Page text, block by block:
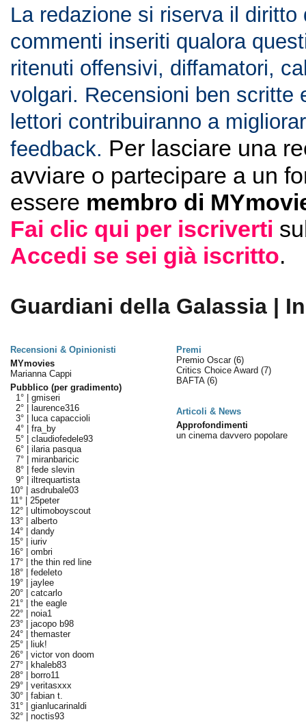
La redazione si riserva il diritto
commenti inseriti qualora
ritenuti offensivi, diffamatori,
volgari. Recensioni ben scritte
lettori contribuiranno a
feedback. Per lasciare una
avviare o partecipare a un
essere membro di
Fai clic qui per iscriverti
Accedi se sei già iscritto.
Guardiani della Galassia |
Recensioni & Opinionisti
Premi
MYmovies
Marianna Cappi
Pubblico (per gradimento)
1° | gmiseri
2° |
laurence316
3° |
luca capaccioli
4° | fra_by
5° | claudiofedele93
6° | ilaria pasqua
7° | miranbaricic
8° | fede slevin
9° | iltrequartista
10° | asdrubale03
11° | 25peter
12° | ultimoboyscout
13° | alberto
14° | dandy
15° | iuriv
16° | ombri
17° | the thin red line
18° | fedeleto
19° | jaylee
20° | catcarlo
21° | the eagle
22° | noia1
23° | jacopo b98
24° | themaster
25° |
liuk!
26° | victor von doom
27° |
khaleb83
28° |
borro11
29° | veritasxxx
30° | fabian t.
31° | gianlucarinaldi
32° | noctis93
Premio Oscar (6)
Critics Choice Award (7)
BAFTA (6)
Articoli & News
Approfondimenti
un cinema davvero popolare